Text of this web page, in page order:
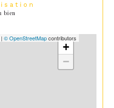
bien
+
−
| © OpenStreetMapcontributors